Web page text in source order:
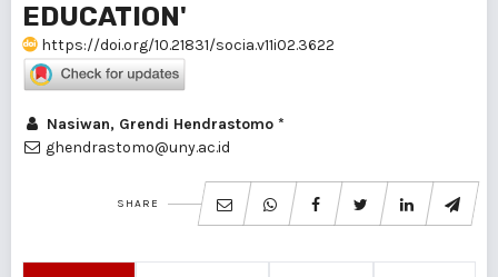
EDUCATION'
https://doi.org/10.21831/socia.v11i02.3622
Nasiwan, Grendi Hendrastomo *
ghendrastomo@uny.ac.id
SHARE